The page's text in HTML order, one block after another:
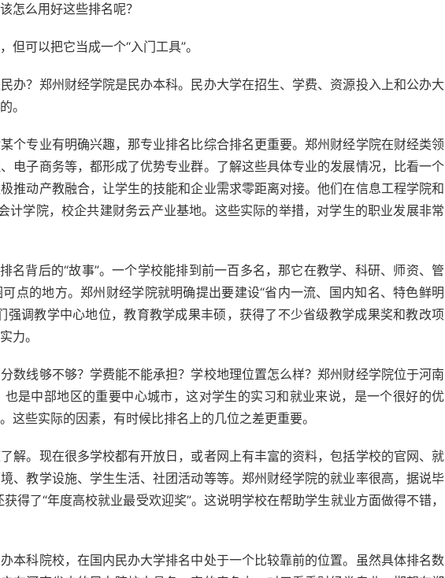
怎么用好这些排名呢？
可以把它当成一个“入门工具”。
办？郑州财经学院是民办本科。民办大学在招生、学费、资源投入上和公办大
。
个专业有明确兴趣，那专业排名比综合排名更重要。郑州财经学院在财经类领
电子商务等，都形成了优势专业群。了解这些具体专业的发展情况，比看一个
推动产教融合，让学生的技能和企业需求零距离对接。他们在信息工程学院和
计学院，校企共建财务云产业基地。这些实际的举措，对学生的职业发展非常
名背后的“故事”。一个学校能排到前一百多名，那它在教学、科研、师资、管
点的地方。郑州财经学院就明确提出要建设“省内一流、国内知名、特色鲜明
强调教学中心地位，教育教学成果丰硕，获得了不少省级教学成果奖和教改项
力。
数线够不够？学费能不能承担？学校地理位置怎么样？郑州财经学院位于河南
是中部地区的重要中心城市，这对学生的实习和就业来说，是一个很好的优
这些实际的因素，有时候比排名上的几位之差更重要。
解。现在很多学校都有开放日，或者网上有丰富的资料，包括学校的官网、就
、教学设施、学生生活、社团活动等等。郑州财经学院的就业率很高，据说毕
得了“年度高校就业最受欢迎奖”。这说明学校在帮助学生就业方面做得不错，
本科院校，在国内民办大学排名中处于一个比较靠前的位置。虽然具体排名数